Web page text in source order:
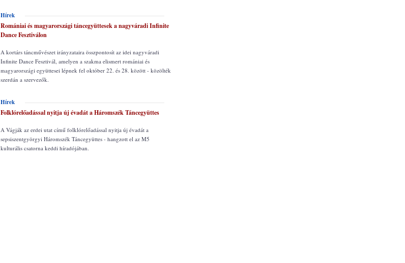
Hírek
Romániai és magyarországi táncegyüttesek a nagyváradi Infinite
Dance Fesztiválon
A kortárs táncművészet irányzataira összpontosít az idei nagyváradi
Infinite Dance Fesztivál, amelyen a szakma elismert romániai és
magyarországi együttesei lépnek fel október 22. és 28. között - közölték
szerdán a szervezők.
Hírek
Folklórelőadással nyitja új évadát a Háromszék Táncegyüttes
A Vágják az erdei utat című folklórelőadással nyitja új évadát a
sepsiszentgyörgyi Háromszék Táncegyüttes - hangzott el az M5
kulturális csatorna keddi híradójában.